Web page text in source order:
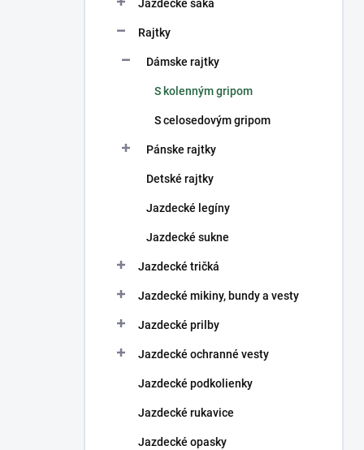
Jazdecké saká
Rajtky
Dámske rajtky
S kolenným gripom
S celosedovým gripom
Pánske rajtky
Detské rajtky
Jazdecké legíny
Jazdecké sukne
Jazdecké tričká
Jazdecké mikiny, bundy a vesty
Jazdecké prilby
Jazdecké ochranné vesty
Jazdecké podkolienky
Jazdecké rukavice
Jazdecké opasky